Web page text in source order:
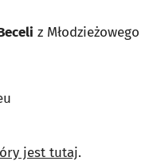
z Młodzieżowego
jest tutaj.